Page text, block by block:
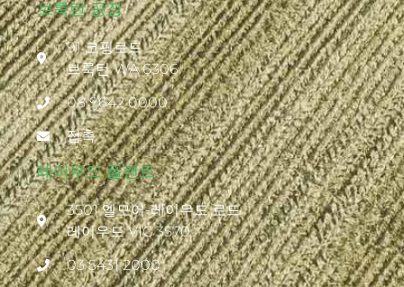
브룩턴 공장
91 코핑로드
브룩턴 WA 6306
08 9642 0000
접촉
레이우드 플랜트
3501 엘모어-레이우드 로드
레이우드 VIC 3570
03 5431 2000